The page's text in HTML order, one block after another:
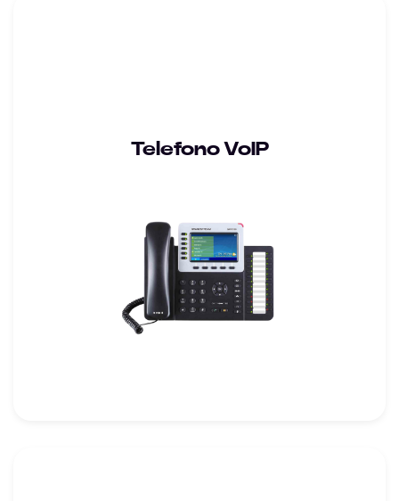
Telefono VoIP